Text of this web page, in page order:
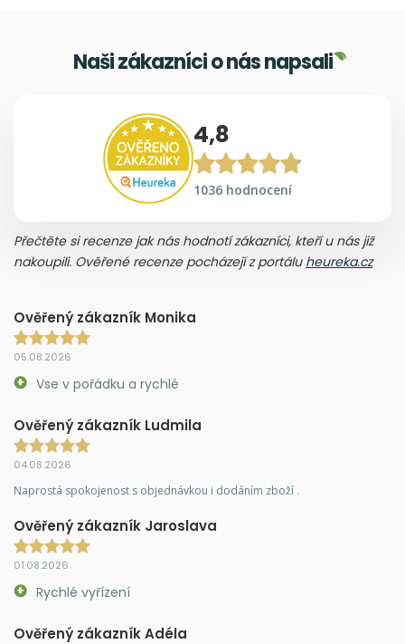
Naši zákazníci o nás napsali
4,8
1036 hodnocení
Přečtěte si recenze jak nás hodnotí zákazníci, kteří u nás již
nakoupili. Ověřené recenze pocházejí z portálu heureka.cz
Ověřený zákazník Monika
05.08.2026
Vse v pořádku a rychlé
Ověřený zákazník Ludmila
04.08.2026
Naprostá spokojenost s objednávkou i dodáním zboží .
Ověřený zákazník Jaroslava
01.08.2026
Rychlé vyřízení
Ověřený zákazník Adéla